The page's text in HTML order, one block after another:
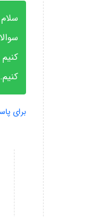
کنیم.
برای